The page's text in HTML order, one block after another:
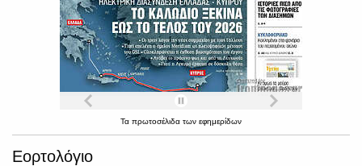
Τα πρωτοσέλιδα των εφημερίδων
Εορτολόγιο